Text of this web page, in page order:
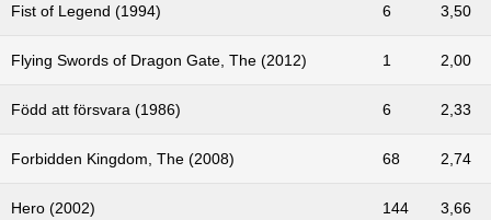
Fist of Legend (1994) 6 3,50
Flying Swords of Dragon Gate, The (2012) 1 2,00
Född att försvara (1986) 6 2,33
Forbidden Kingdom, The (2008) 68 2,74
Hero (2002) 144 3,66